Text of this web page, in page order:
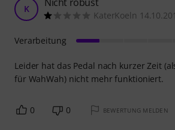
K
KaterKoeln
Leider hat das Pedal nach kurzer Zeit
für WahWah) nicht mehr funktioniert.
Verarbeitung
0 0 BEWERTUNG MELDEN